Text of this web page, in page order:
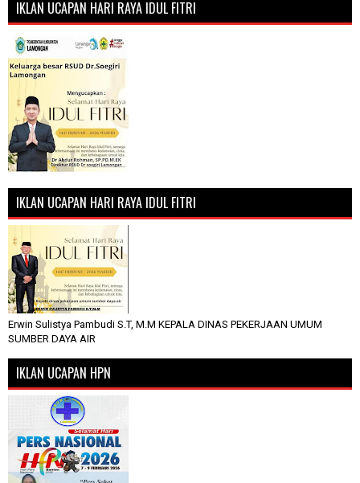
IKLAN UCAPAN HARI RAYA IDUL FITRI
IKLAN UCAPAN HARI RAYA IDUL FITRI
Erwin Sulistya Pambudi S.T, M.M KEPALA DINAS PEKERJAAN UMUM
SUMBER DAYA AIR
IKLAN UCAPAN HPN